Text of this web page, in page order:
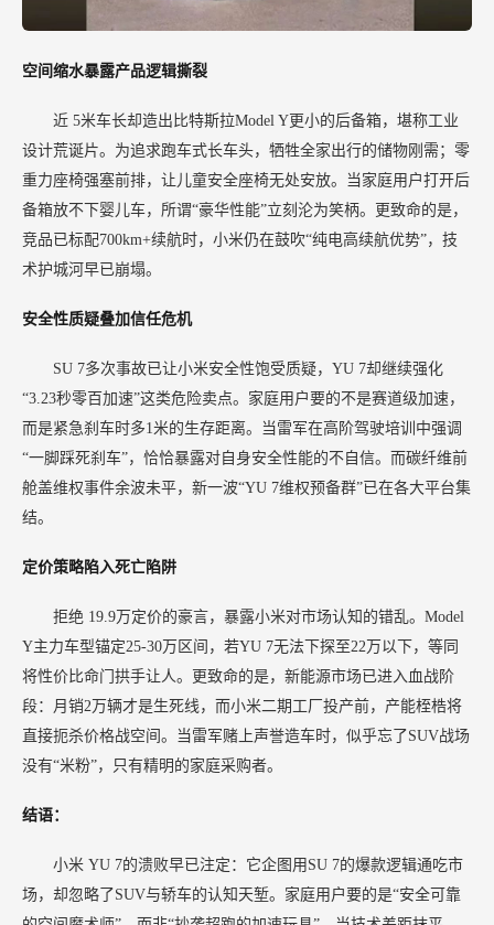
空间缩水暴露产品逻辑撕裂
近 5米车长却造出比特斯拉Model Y更小的后备箱，堪称工业
设计荒诞片。为追求跑车式长车头，牺牲全家出行的储物刚需；零
重力座椅强塞前排，让儿童安全座椅无处安放。当家庭用户打开后
备箱放不下婴儿车，所谓“豪华性能”立刻沦为笑柄。更致命的是，
竞品已标配700km+续航时，小米仍在鼓吹“纯电高续航优势”，技
术护城河早已崩塌。
安全性质疑叠加信任危机
SU 7多次事故已让小米安全性饱受质疑，YU 7却继续强化
“3.23秒零百加速”这类危险卖点。家庭用户要的不是赛道级加速，
而是紧急刹车时多1米的生存距离。当雷军在高阶驾驶培训中强调
“一脚踩死刹车”，恰恰暴露对自身安全性能的不自信。而碳纤维前
舱盖维权事件余波未平，新一波“YU 7维权预备群”已在各大平台集
结。
定价策略陷入死亡陷阱
拒绝 19.9万定价的豪言，暴露小米对市场认知的错乱。Model
Y主力车型锚定25-30万区间，若YU 7无法下探至22万以下，等同
将性价比命门拱手让人。更致命的是，新能源市场已进入血战阶
段：月销2万辆才是生死线，而小米二期工厂投产前，产能桎梏将
直接扼杀价格战空间。当雷军赌上声誉造车时，似乎忘了SUV战场
没有“米粉”，只有精明的家庭采购者。
结语：
小米 YU 7的溃败早已注定：它企图用SU 7的爆款逻辑通吃市
场，却忽略了SUV与轿车的认知天堑。家庭用户要的是“安全可靠